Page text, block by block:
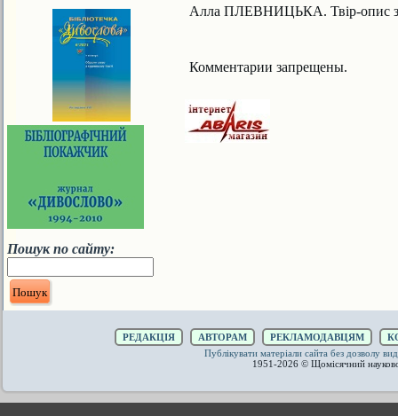
Пошук по сайту:
Алла ПЛЕВНИЦЬКА. Твір-опис
Комментарии запрещены.
РЕДАКЦІЯ АВТОРАМ РЕКЛАМОДАВЦЯМ
Публікувати матеріали сайта без дозволу
1951-2026 © Щомісячний